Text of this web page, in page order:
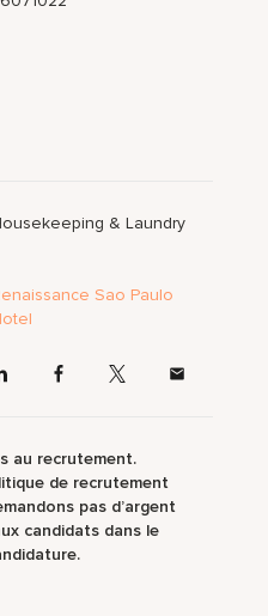
& Laundry
Sao Paulo
au recrutement.
de recrutement
pas d’argent
candidats dans le